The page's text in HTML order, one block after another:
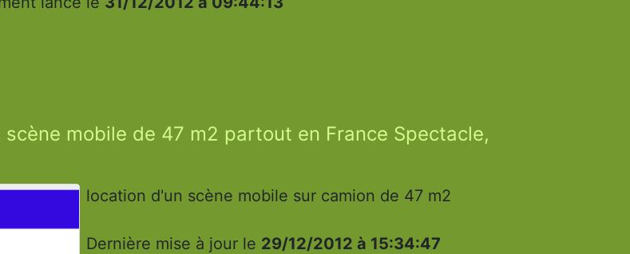
mobile de 47 m2 partout en France Spectacle,
location d'un scène mobile sur camion de 47 m2
Dernière mise à jour le 29/12/2012 à 15:34:47